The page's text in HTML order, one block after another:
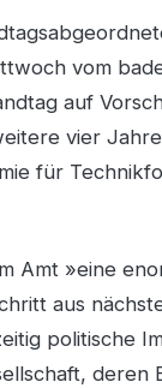
vom
auf
vier
für
Amt »eine
aus
politische
deren